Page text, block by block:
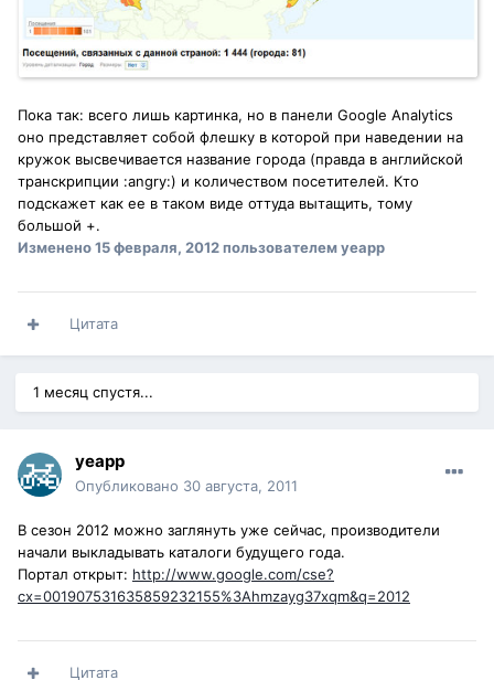
Пока так: всего лишь картинка, но в панели Google Analytics
оно представляет собой флешку в которой при наведении на
кружок высвечивается название города (правда в английской
транскрипции :angry:) и количеством посетителей. Кто
подскажет как ее в таком виде оттуда вытащить, тому
большой +.
Изменено15 февраля, 2012пользователем yeapp
Цитата
1 месяц спустя...
yeapp
Опубликовано 30 августа, 2011
В сезон 2012 можно заглянуть уже сейчас, производители
начали выкладывать каталоги будущего года.
Портал открыт: http://www.google.com/cse?
cx=001907531635859232155%3Ahmzayg37xqm&q=2012
Цитата